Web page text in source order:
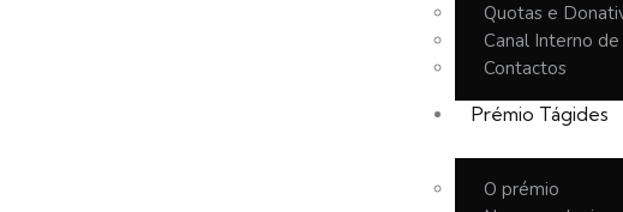
Quotas e
Canal Interno
Contactos
Prémio Tágides
O prémio